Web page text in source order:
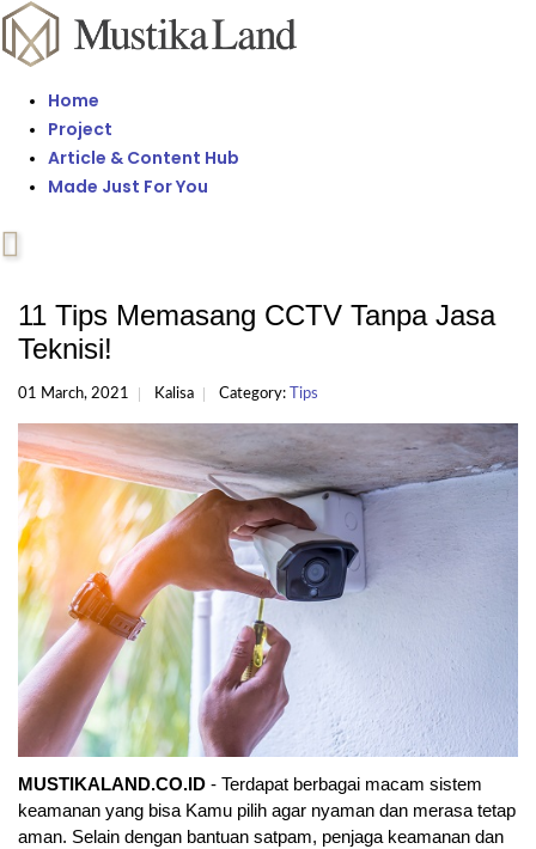
Home
Project
Article & Content Hub
Made Just For You
11 Tips Memasang CCTV Tanpa Jasa
Teknisi!
01 March, 2021 Kalisa Category: Tips
MUSTIKALAND.CO.ID - Terdapat berbagai macam sistem
keamanan yang bisa Kamu pilih agar nyaman dan merasa tetap
aman. Selain dengan bantuan satpam, penjaga keamanan dan